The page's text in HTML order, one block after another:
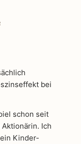
bei
schon seit
Ich
Kinder-